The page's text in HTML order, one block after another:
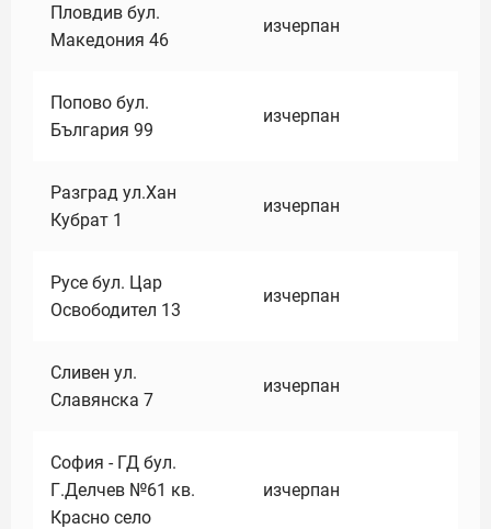
Пловдив бул.
Македония 46
изчерпан
Попово бул.
България 99
изчерпан
Разград ул.Хан
Кубрат 1
изчерпан
Русе бул. Цар
Освободител 13
изчерпан
Сливен ул.
Славянска 7
изчерпан
София - ГД бул.
Г.Делчев №61 кв.
Красно село
изчерпан